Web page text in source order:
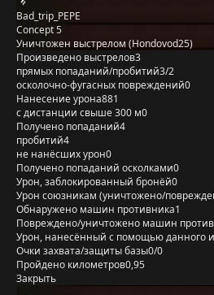
Bad_trip_PEPE
Concept 5
Уничтожен выстрелом (Hondovod25)
Произведено выстрелов3
прямых попаданий/пробитий3/2
осколочно-фугасных повреждений0
Нанесение урона881
с дистанции свыше 300 м0
Получено попаданий4
пробитий4
не нанёсших урон0
Получено попаданий осколками0
Урон, заблокированный бронёй0
Урон союзникам (уничтожено/
Обнаружено машин противника1
Повреждено/уничтожено машин
Урон, нанесённый с помощью данного
Очки захвата/защиты базы0/0
Пройдено километров0,95
Закрыть